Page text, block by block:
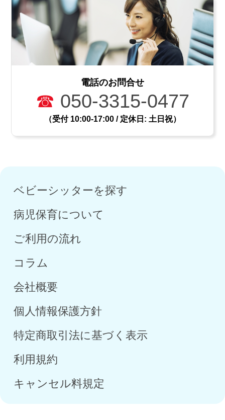
2026.03.10
卒園・進級の季節に体
調を崩さないための工
夫
2025.12.20
寒さで悪化しやす
い“咳・喘息”のケアと
登園判断
ルパンギーナ…夏の感
染症対策は万全に！
電話のお問合せ
☎ 050-3315-0477
（受付 10:00-17:00 / 定休日: 土日祝）
ベビーシッターを探す
病児保育について
ご利用の流れ
コラム
会社概要
個人情報保護方針
特定商取引法に基づく表示
利用規約
キャンセル料規定